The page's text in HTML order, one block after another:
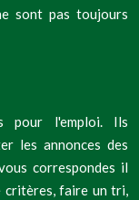
sont pas toujours
pour l'emploi. Ils
les annonces des
correspondes il
critères, faire un tri,